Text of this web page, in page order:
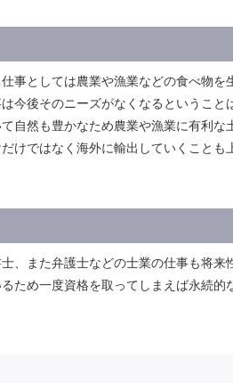
事としては農業や漁業などの食べ物を
今後そのニーズがなくなるということ
自然も豊かなため農業や漁業に有利な
けではなく海外に輸出していくことも
、また弁護士などの士業の仕事も将来
ため一度資格を取ってしまえば永続的